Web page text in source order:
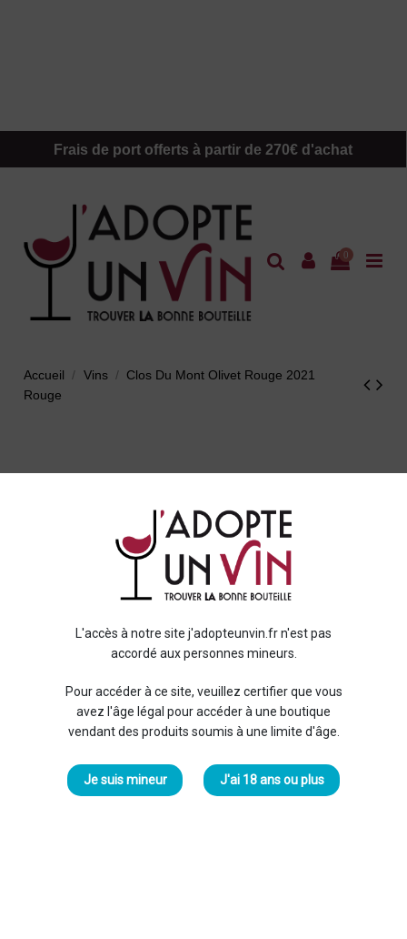
L'accès à notre site j'adopteunvin.fr n'est pas
accordé aux personnes mineurs.
Pour accéder à ce site, veuillez certifier que vous
avez l'âge légal pour accéder à une boutique
vendant des produits soumis à une limite d'âge.
Je suis mineur J'ai 18 ans ou plus
Frais de port offerts à partir de 270€ d'achat
0
Accueil Vins
Clos Du Mont Olivet Rouge 2021
Rouge